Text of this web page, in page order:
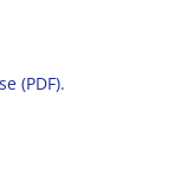
(PDF).